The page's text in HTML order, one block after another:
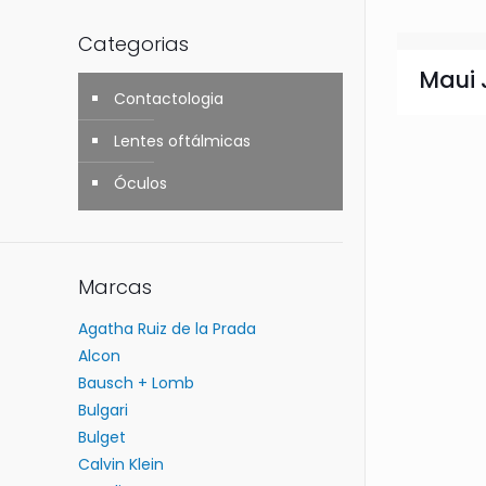
Maui
Categorias
Contactologia
Lentes oftálmicas
Óculos
Marcas
Agatha Ruiz de la Prada
Alcon
Bausch + Lomb
Bulgari
Bulget
Calvin Klein